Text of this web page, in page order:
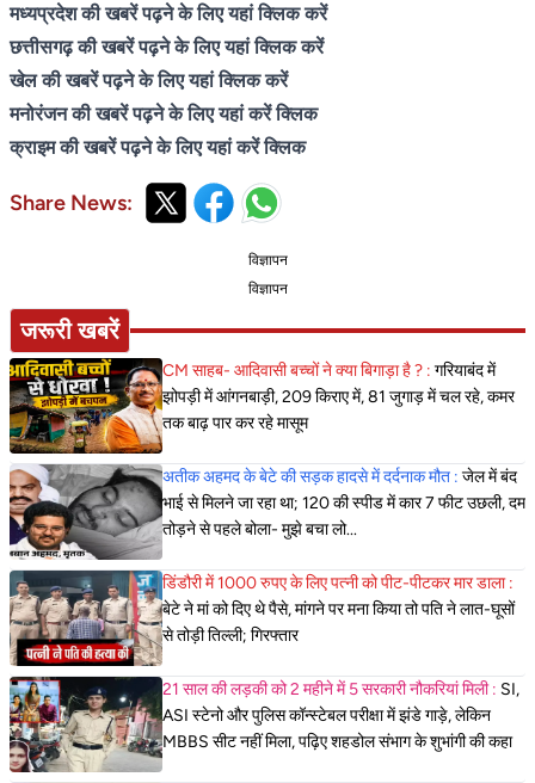
मध्यप्रदेश की खबरें पढ़ने के लिए यहां क्लिक करें
छत्तीसगढ़ की खबरें पढ़ने के लिए यहां क्लिक करें
खेल की खबरें पढ़ने के लिए यहां क्लिक करें
मनोरंजन की खबरें पढ़ने के लिए यहां करें क्लिक
क्राइम की खबरें पढ़ने के लिए यहां करें क्लिक
Share News:
विज्ञापन
विज्ञापन
जरूरी खबरें
CM साहब- आदिवासी बच्चों ने क्या बिगाड़ा है ? : गरियाबंद में
झोपड़ी में आंगनबाड़ी, 209 किराए में, 81 जुगाड़ में चल रहे, कमर
तक बाढ़ पार कर रहे मासूम
अतीक अहमद के बेटे की सड़क हादसे में दर्दनाक मौत : जेल में बंद
भाई से मिलने जा रहा था; 120 की स्पीड में कार 7 फीट उछली, दम
तोड़ने से पहले बोला- मुझे बचा लो...
डिंडौरी में 1000 रुपए के लिए पत्नी को पीट-पीटकर मार डाला :
बेटे ने मां को दिए थे पैसे, मांगने पर मना किया तो पति ने लात-घूसों
से तोड़ी तिल्ली; गिरफ्तार
21 साल की लड़की को 2 महीने में 5 सरकारी नौकरियां मिली : SI,
ASI स्टेनो और पुलिस कॉन्स्टेबल परीक्षा में झंडे गाड़े, लेकिन
MBBS सीट नहीं मिला, पढ़िए शहडोल संभाग के शुभांगी की कहा